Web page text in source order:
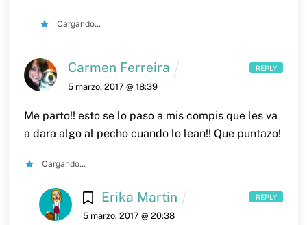
Cargando...
Carmen Ferreira
5 marzo, 2017 @ 18:39
Me parto!! esto se lo paso a mis compis que les va
a dara algo al pecho cuando lo lean!! Que puntazo!
Cargando...
REPLY
Erika Martin
5 marzo, 2017 @ 20:38
REPLY